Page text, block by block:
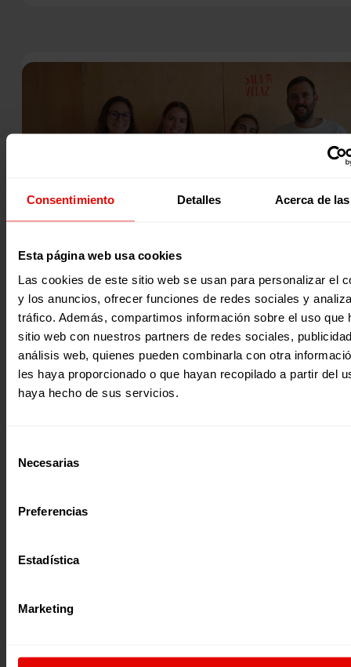
Consentimiento Detalles Acerca de
Esta página web usa cookies
Las cookies de este sitio web se usan para personalizar el
y los anuncios, ofrecer funciones de redes sociales y
tráfico. Además, compartimos información sobre el uso que
sitio web con nuestros partners de redes sociales,
análisis web, quienes pueden combinarla con otra
les haya proporcionado o que hayan recopilado a partir del
haya hecho de sus servicios.
Necesarias
Preferencias
Estadística
Marketing
Noticia, Sin categorizar
|
Participación y ciudadanía global
VOLUNTARIOS Y VOLUNTARIAS DE ENTRECULTURAS Y ALBOAN
COMIENZAN SU VIAJE DE TRANSFORMACIÓN EN AMÉRICA
El mes de octubre ha marcado el inicio de una
travesía para un grupo de voluntarios y voluntarias del…